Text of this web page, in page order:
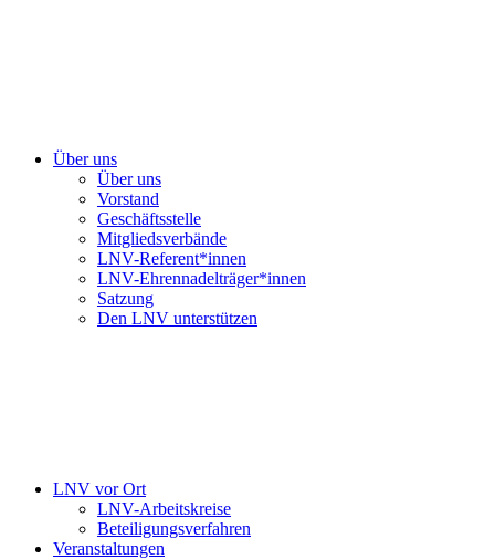
Über uns
Über uns
Vorstand
Geschäftsstelle
Mitgliedsverbände
LNV-Referent*innen
LNV-Ehrennadelträger*innen
Satzung
Den LNV unterstützen
LNV vor Ort
LNV-Arbeitskreise
Beteiligungsverfahren
Veranstaltungen